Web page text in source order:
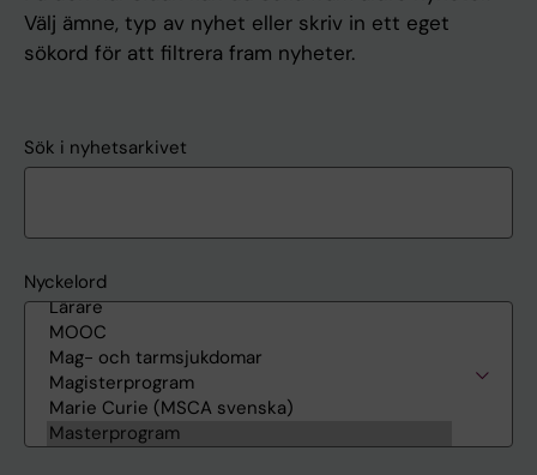
Välj ämne, typ av nyhet eller skriv in ett eget
sökord för att filtrera fram nyheter.
Sök i nyhetsarkivet
Nyckelord